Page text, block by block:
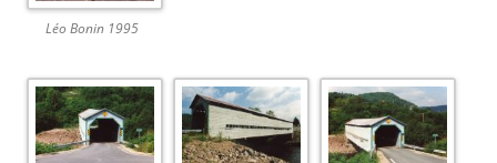
Léo Bonin 1995